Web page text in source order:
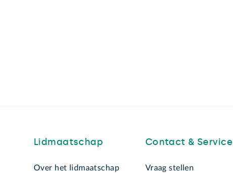
Lidmaatschap
Over het lidmaatschap
Contact & Service
Vraag stellen